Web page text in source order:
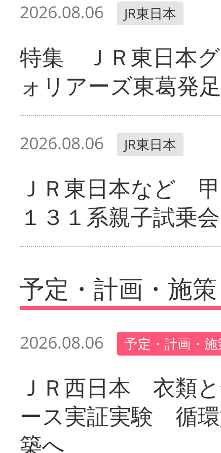
2026.08.06 JR東日本
特集 ＪＲ東日本
ォリアーズ東葛発足
2026.08.06 JR東日本
ＪＲ東日本など
１３１系親子試乗会
予定・計画・施策
2026.08.06 予定・計画・
ＪＲ西日本 衣類
ース実証実験 循
築へ